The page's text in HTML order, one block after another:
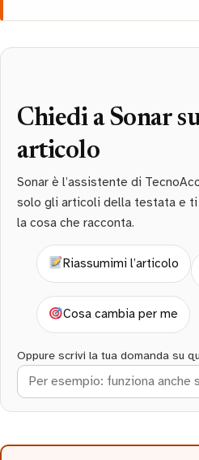
Chiedi a Sonar
articolo
Sonar è l’assistente di
solo gli articoli della testata e ti
la cosa che racconta.
Riassumimi l’articolo
Cosa cambia per me
Oppure scrivi la tua domanda su